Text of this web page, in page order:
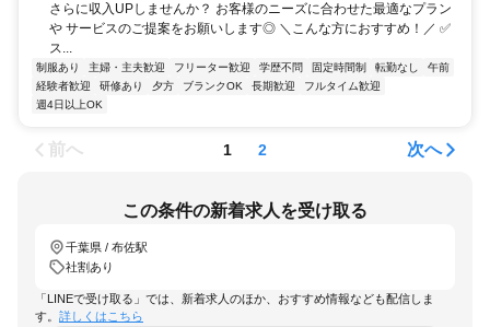
さらに収入UPしませんか？ お客様のニーズに合わせた最適なプラン
や サービスのご提案をお願いします◎ ＼こんな方におすすめ！／ ✅
ス...
制服あり 主婦・主夫歓迎 フリーター歓迎 学歴不問 固定時間制 転勤なし
午前
経験者歓迎
研修あり 夕方 ブランクOK 長期歓迎
フルタイム歓迎
週4日以上OK
前へ 1 2 次へ
この条件の新着求人を受け取る
千葉県 / 布佐駅
社割あり
「LINEで受け取る」では、新着求人のほか、おすすめ情報なども配信しま
す。 詳しくはこちら